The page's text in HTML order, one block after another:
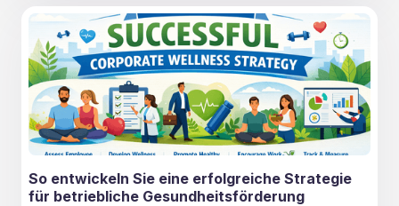
So entwickeln Sie eine erfolgreiche Strategie
für betriebliche Gesundheitsförderung